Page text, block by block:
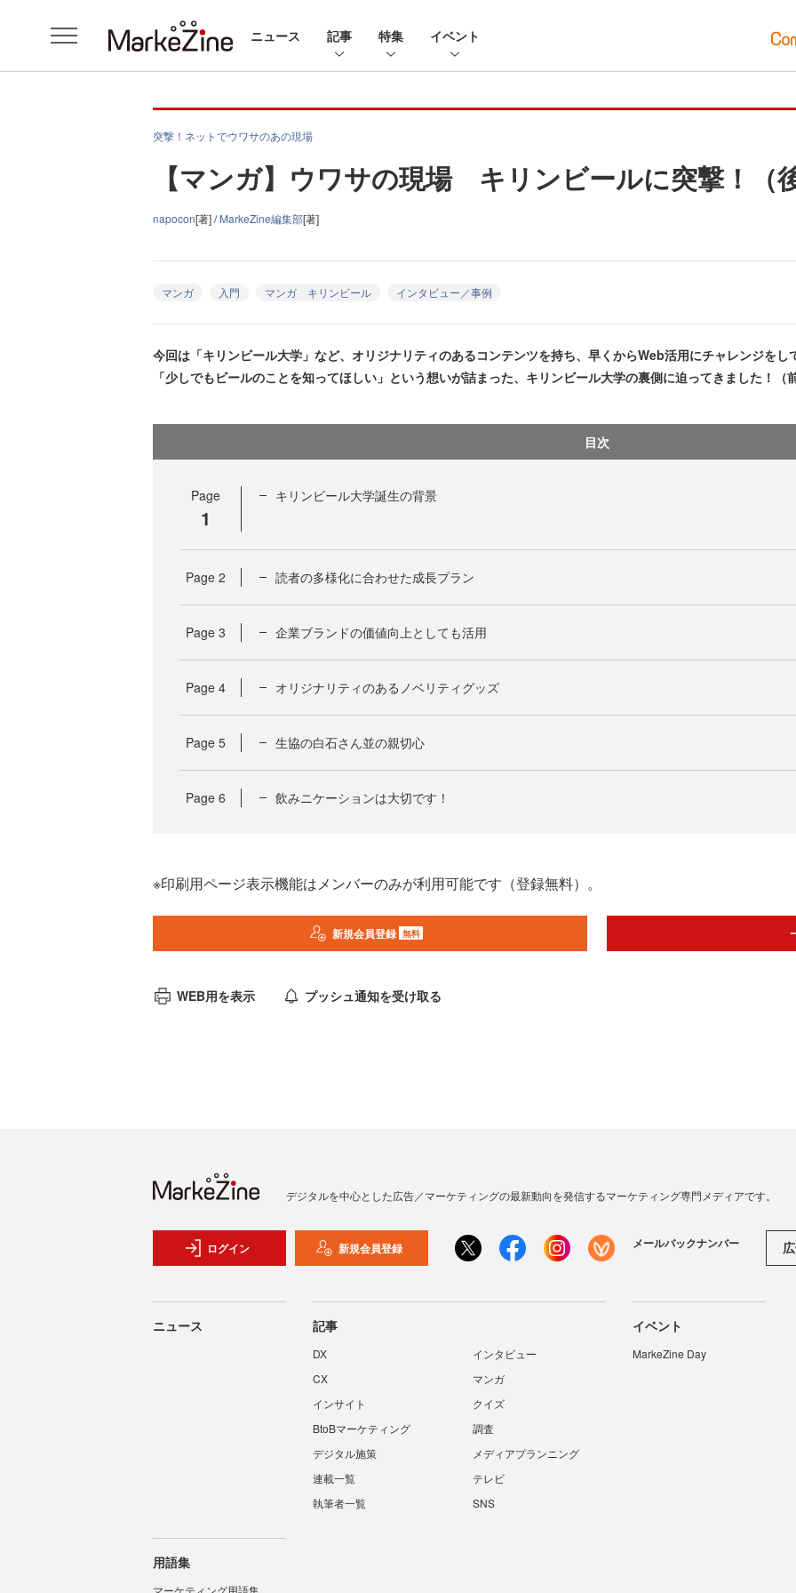
ニュース 記事 特集 イベント
突撃！ネットでウワサのあの現場
【マンガ】ウワサの現場 キリンビールに突撃！（
napocon[著] /MarkeZine編集部[著]
マンガ 入門 マンガ キリンビール インタビュー／事例
今回は「キリンビール大学」など、オリジナリティのあるコンテンツを持ち、早くからWeb活用にチャレンジを
「少しでもビールのことを知ってほしい」という想いが詰まった、キリンビール大学の裏側に迫ってきました！（
目次
Page
1
キリンビール大学誕生の背景
Page 2 読者の多様化に合わせた成長プラン
Page 3 企業ブランドの価値向上としても活用
Page 4 オリジナリティのあるノベリティグッズ
Page 5 生協の白石さん並の親切心
Page 6 飲みニケーションは大切です！
※印刷用ページ表示機能はメンバーのみが利用可能です（登録無料）。
新規会員登録 無料
WEB用を表示 プッシュ通知を受け取る
デジタルを中心とした広告／マーケティングの最新動向を発信するマーケティング専門メディアです。
ログイン 新規会員登録 メールバックナンバー
ニュース 記事
DX
インタビュー
CX
マンガ
インサイト
クイズ
BtoBマーケティング
調査
デジタル施策
メディアプランニング
連載一覧
テレビ
執筆者一覧
SNS
イベント
MarkeZine Day
用語集
マーケティング用語集